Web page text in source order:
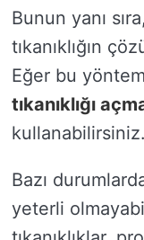
Bunun yanı
tıkanıklığın
Eğer bu
tıkanıklığı
kullanabilirsiniz.
Bazı
yeterli